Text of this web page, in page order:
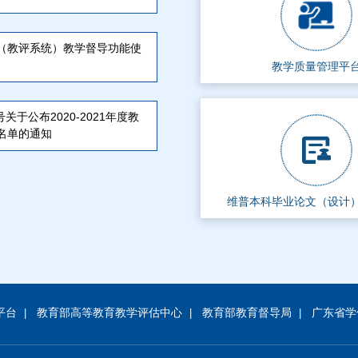
教评系统）教学督导功能使
关于公布2020-2021年度教
单的通知
教学质量管理平
维普本科毕业论文（设计
台 教育部高等教育教学评估中心 教育部教育督导局 广东省